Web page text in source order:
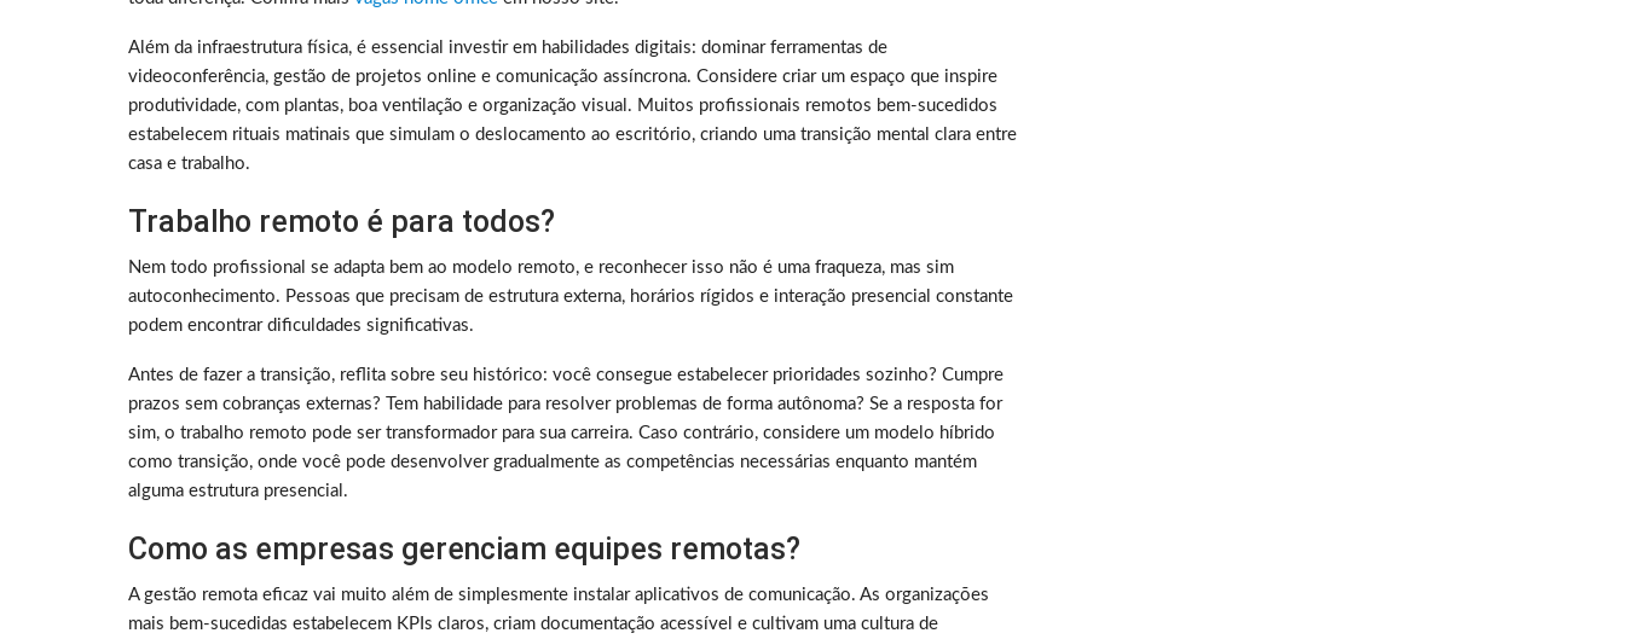
Além da infraestrutura física, é essencial investir em habilidades digitais: dominar ferramentas de
videoconferência, gestão de projetos online e comunicação assíncrona. Considere criar um espaço que inspire
produtividade, com plantas, boa ventilação e organização visual. Muitos profissionais remotos bem-sucedidos
estabelecem rituais matinais que simulam o deslocamento ao escritório, criando uma transição mental clara entre
casa e trabalho.
Trabalho remoto é para todos?
Nem todo profissional se adapta bem ao modelo remoto, e reconhecer isso não é uma fraqueza, mas sim
autoconhecimento. Pessoas que precisam de estrutura externa, horários rígidos e interação presencial constante
podem encontrar dificuldades significativas.
Antes de fazer a transição, reflita sobre seu histórico: você consegue estabelecer prioridades sozinho? Cumpre
prazos sem cobranças externas? Tem habilidade para resolver problemas de forma autônoma? Se a resposta for
sim, o trabalho remoto pode ser transformador para sua carreira. Caso contrário, considere um modelo híbrido
como transição, onde você pode desenvolver gradualmente as competências necessárias enquanto mantém
alguma estrutura presencial.
Como as empresas gerenciam equipes remotas?
A gestão remota eficaz vai muito além de simplesmente instalar aplicativos de comunicação. As organizações
mais bem-sucedidas estabelecem KPIs claros, criam documentação acessível e cultivam uma cultura de